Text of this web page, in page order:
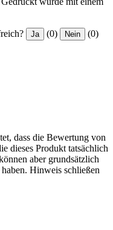
Ja (0) Nein (0)
dass die Bewertung von
dieses Produkt tatsächlich
aber grundsätzlich
Hinweis schließen